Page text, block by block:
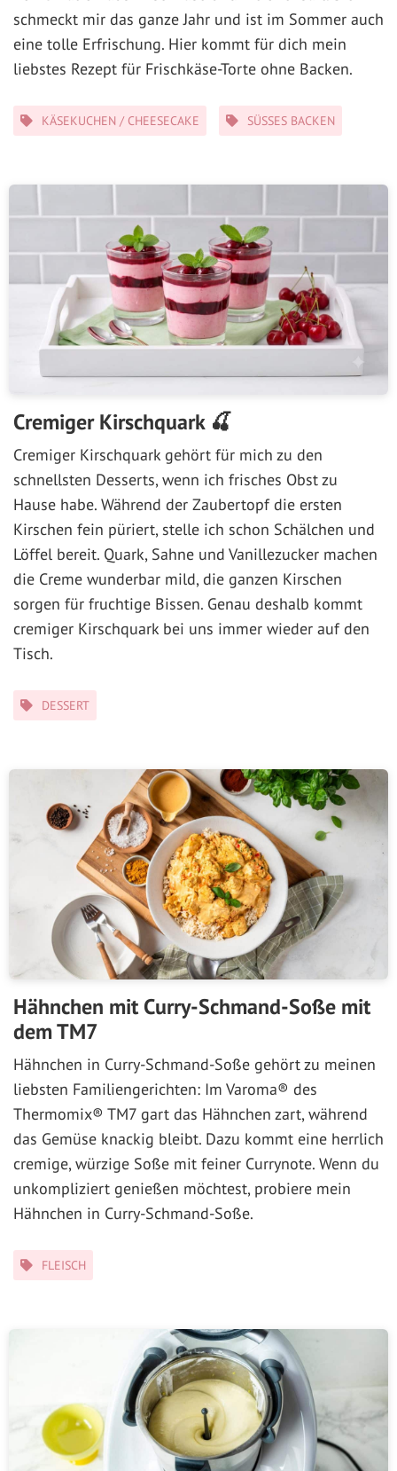
schmeckt mir das ganze Jahr und ist im Sommer auch
eine tolle Erfrischung. Hier kommt für dich mein
liebstes Rezept für Frischkäse-Torte ohne Backen.
Kategorien
KÄSEKUCHEN / CHEESECAKE SÜSSES BACKEN
Cremiger Kirschquark 🍒
Cremiger Kirschquark gehört für mich zu den
schnellsten Desserts, wenn ich frisches Obst zu
Hause habe. Während der Zaubertopf die ersten
Kirschen fein püriert, stelle ich schon Schälchen und
Löffel bereit. Quark, Sahne und Vanillezucker machen
die Creme wunderbar mild, die ganzen Kirschen
sorgen für fruchtige Bissen. Genau deshalb kommt
cremiger Kirschquark bei uns immer wieder auf den
Tisch.
Kategorien
DESSERT
Hähnchen mit Curry-Schmand-Soße mit
dem TM7
Hähnchen in Curry-Schmand-Soße gehört zu meinen
liebsten Familiengerichten: Im Varoma® des
Thermomix® TM7 gart das Hähnchen zart, während
das Gemüse knackig bleibt. Dazu kommt eine herrlich
cremige, würzige Soße mit feiner Currynote. Wenn du
unkompliziert genießen möchtest, probiere mein
Hähnchen in Curry-Schmand-Soße.
Kategorien
FLEISCH